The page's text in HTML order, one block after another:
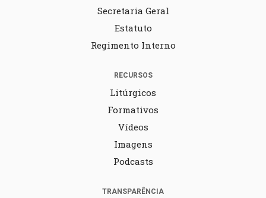
Secretaria Geral
Estatuto
Regimento Interno
RECURSOS
Litúrgicos
Formativos
Vídeos
Imagens
Podcasts
TRANSPARÊNCIA